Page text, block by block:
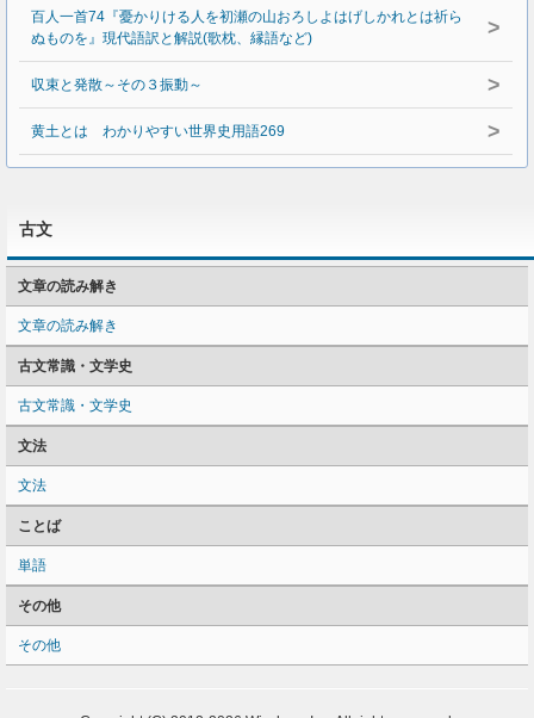
百人一首74『憂かりける人を初瀬の山おろしよはげしかれとは祈ら
ぬものを』現代語訳と解説(歌枕、縁語など)
>
収束と発散～その３振動～ >
黄土とは わかりやすい世界史用語269 >
古文
文章の読み解き
文章の読み解き
古文常識・文学史
古文常識・文学史
文法
文法
ことば
単語
その他
その他